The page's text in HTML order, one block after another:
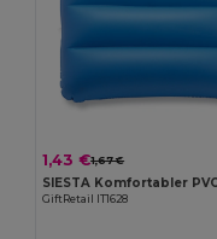
1,43 €1,67 €
GiftRetail IT1628